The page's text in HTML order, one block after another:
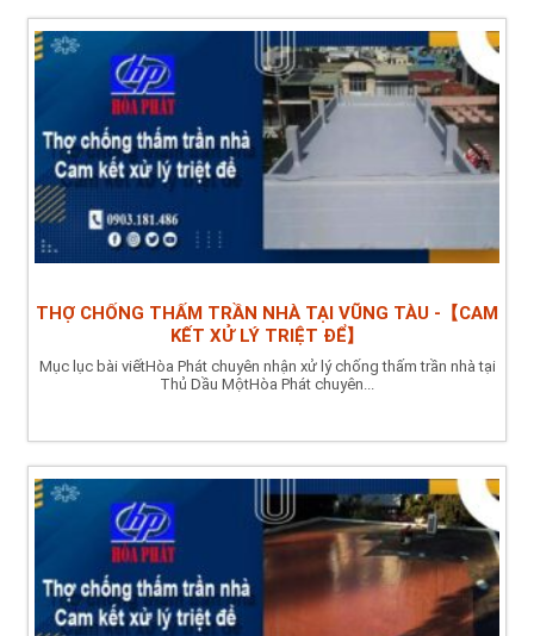
THỢ CHỐNG THẤM TRẦN NHÀ TẠI VŨNG TÀU -【CAM
KẾT XỬ LÝ TRIỆT ĐỂ】
Mục lục bài viếtHòa Phát chuyên nhận xử lý chống thấm trần nhà tại
Thủ Dầu MộtHòa Phát chuyên...